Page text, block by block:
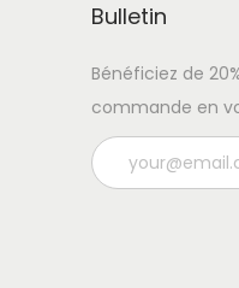
Bulletin
Bénéficiez de
commande en